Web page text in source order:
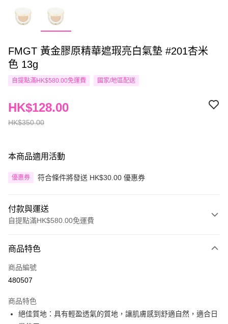
FMGT 黃金膠原精華遮瑕亮白氣墊 #201杏米
色 13g
自提點滿HK$580.00免運費 國家/地區配送
HK$350.00
HK$128.00
本商品適用活動
優惠券 符合條件將發送 HK$30.00 優惠券
付款與運送
自提點滿HK$580.00免運費
信用卡
Apple Pay
AlipayHK
商品特色
商品編號
480507
商品特色
絕佳質地：具有輕盈透氣的質地，讓肌膚感到舒適自然，適合日